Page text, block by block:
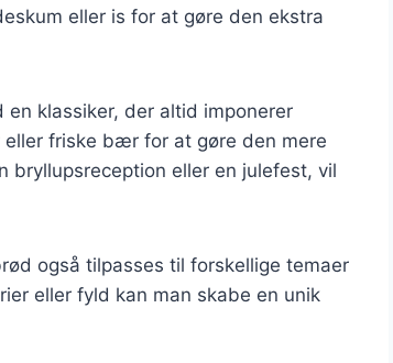
eller is for at gøre den ekstra
klassiker, der altid imponerer
friske bær for at gøre den mere
bryllupsreception eller en julefest, vil
også tilpasses til forskellige temaer
eller fyld kan man skabe en unik